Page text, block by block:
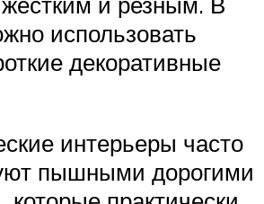
использовать
декоративные
интерьеры часто
пышными дорогими